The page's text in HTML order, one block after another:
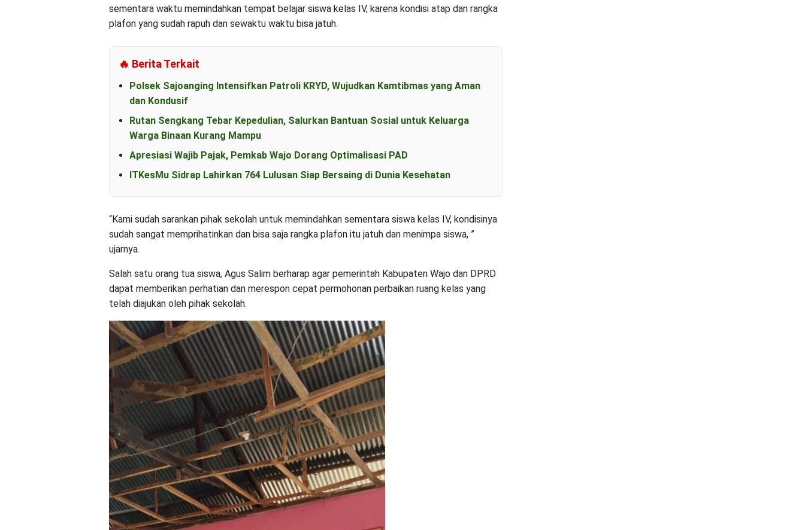
sementara waktu memindahkan tempat belajar siswa kelas IV, karena kondisi atap dan rangka
plafon yang sudah rapuh dan sewaktu waktu bisa jatuh.
🔥 Berita Terkait
Polsek Sajoanging Intensifkan Patroli KRYD, Wujudkan Kamtibmas yang Aman
dan Kondusif
Rutan Sengkang Tebar Kepedulian, Salurkan Bantuan Sosial untuk Keluarga
Warga Binaan Kurang Mampu
Apresiasi Wajib Pajak, Pemkab Wajo Dorang Optimalisasi PAD
ITKesMu Sidrap Lahirkan 764 Lulusan Siap Bersaing di Dunia Kesehatan
“Kami sudah sarankan pihak sekolah untuk memindahkan sementara siswa kelas IV, kondisinya
sudah sangat memprihatinkan dan bisa saja rangka plafon itu jatuh dan menimpa siswa, ”
ujarnya.
Salah satu orang tua siswa, Agus Salim berharap agar pemerintah Kabupaten Wajo dan DPRD
dapat memberikan perhatian dan merespon cepat permohonan perbaikan ruang kelas yang
telah diajukan oleh pihak sekolah.